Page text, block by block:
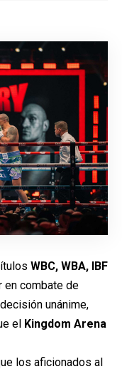
WBC, WBA, IBF
en combate de
unánime,
el Kingdom Arena
los aficionados al